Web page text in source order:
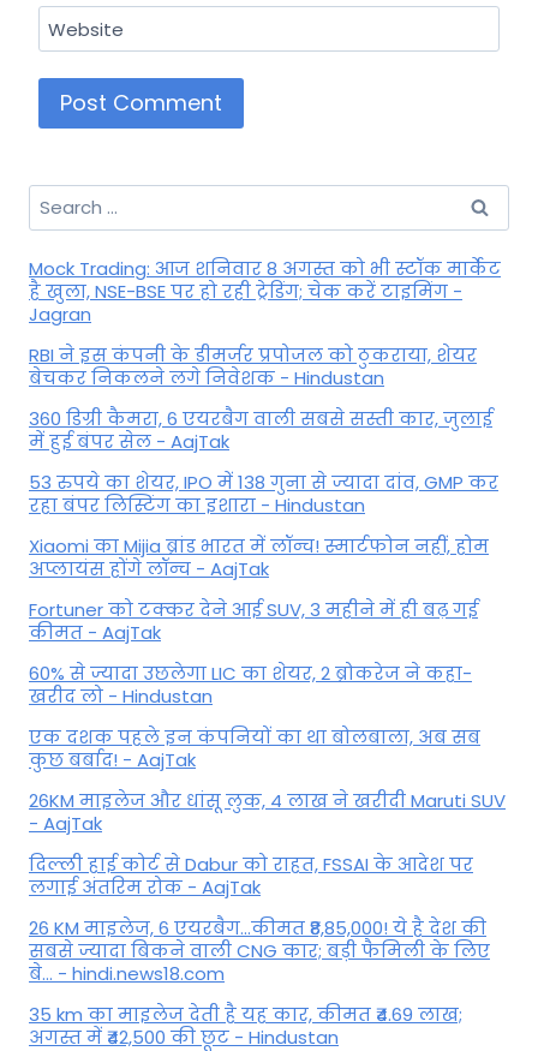
Website
Search
for:
Mock Trading: आज शनिवार 8 अगस्त को भी स्टॉक मार्केट
है खुला, NSE-BSE पर हो रही ट्रेडिंग; चेक करें टाइमिंग -
Jagran
RBI ने इस कंपनी के डीमर्जर प्रपोजल को ठुकराया, शेयर
बेचकर निकलने लगे निवेशक - Hindustan
360 डिग्री कैमरा, 6 एयरबैग वाली सबसे सस्ती कार, जुलाई
में हुई बंपर सेल - AajTak
53 रुपये का शेयर, IPO में 138 गुना से ज्यादा दांव, GMP कर
रहा बंपर लिस्टिंग का इशारा - Hindustan
Xiaomi का Mijia ब्रांड भारत में लॉन्च! स्मार्टफोन नहीं, होम
अप्लायंस होंगे लॉन्च - AajTak
Fortuner को टक्कर देने आई SUV, 3 महीने में ही बढ़ गई
कीमत - AajTak
60% से ज्यादा उछलेगा LIC का शेयर, 2 ब्रोकरेज ने कहा-
खरीद लो - Hindustan
एक दशक पहले इन कंपनियों का था बोलबाला, अब सब
कुछ बर्बाद! - AajTak
26KM माइलेज और धांसू लुक, 4 लाख ने खरीदी Maruti SUV
- AajTak
दिल्ली हाई कोर्ट से Dabur को राहत, FSSAI के आदेश पर
लगाई अंतरिम रोक - AajTak
26 KM माइलेज, 6 एयरबैग...कीमत ₹8,85,000! ये है देश की
सबसे ज्यादा बिकने वाली CNG कार; बड़ी फैमिली के लिए
बे... - hindi.news18.com
35 km का माइलेज देती है यह कार, कीमत ₹4.69 लाख;
अगस्त में ₹42,500 की छूट - Hindustan